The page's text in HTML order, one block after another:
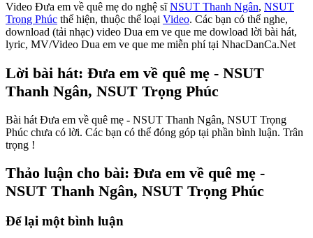
Video Đưa em về quê mẹ do nghệ sĩNSUT Thanh Ngân, NSUT
Trọng Phúc thể hiện, thuộc thể loại Video. Các bạn có thể nghe,
download (tải nhạc) video Dua em ve que me dowload lời bài hát,
lyric, MV/Video Dua em ve que me miễn phí tại NhacDanCa.Net
Lời bài hát: Đưa em về quê mẹ - NSUT
Thanh Ngân, NSUT Trọng Phúc
Bài hát Đưa em về quê mẹ - NSUT Thanh Ngân, NSUT Trọng
Phúc chưa có lời. Các bạn có thể đóng góp tại phần bình luận. Trân
trọng !
Thảo luận cho bài: Đưa em về quê mẹ -
NSUT Thanh Ngân, NSUT Trọng Phúc
Để lại một bình luận